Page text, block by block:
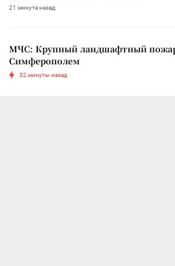
21 минута назад
МЧС: Крупный ландшафтный
Симферополем
32 минуты назад